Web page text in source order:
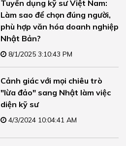
Tuyển dụng kỹ sư Việt Nam:
Làm sao để chọn đúng người,
phù hợp văn hóa doanh nghiệp
Nhật Bản?
8/1/2025 3:10:43 PM
Cảnh giác với mọi chiêu trò
"lừa đảo" sang Nhật làm việc
diện kỹ sư
4/3/2024 10:04:41 AM